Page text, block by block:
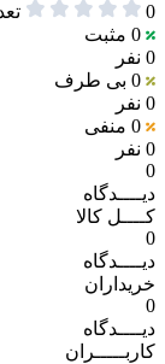
0
0 مثبت
0 نفر
0 بی طرف
0 نفر
0 منفی
0 نفر
0
دیــــدگاه
کــــل کالا
0
دیــــدگاه
خریداران
0
دیــــدگاه
کاربـــــران